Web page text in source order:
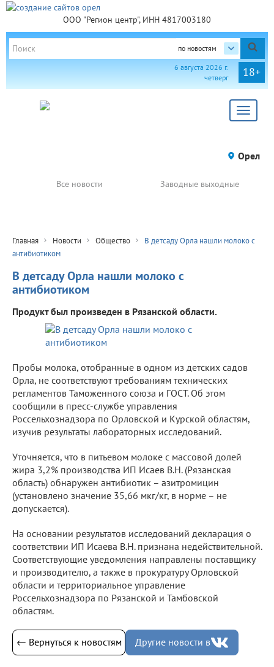
ООО "Регион центр", ИНН 4817003180
по новостям
18+
6 августа 2026 г.
четверг
Toggle
Орел
Все новости Заводные выходные
Главная Новости Общество
В детсаду Орла нашли молоко с
антибиотиком
В детсаду Орла нашли молоко с
антибиотиком
Продукт был произведен в Рязанской области.
Пробы молока, отобранные в одном из детских садов
Орла, не соответствуют требованиям технических
регламентов Таможенного союза и ГОСТ. Об этом
сообщили в пресс-службе управления
Россельхознадзора по Орловской и Курской областям,
изучив результаты лабораторных исследований.
Уточняется, что в питьевом молоке с массовой долей
жира 3,2% производства ИП Исаев В.Н. (Рязанская
область) обнаружен антибиотик – азитромицин
(установлено значение 35,66 мкг/кг, в норме – не
допускается).
На основании результатов исследований декларация о
соответствии ИП Исаева В.Н. признана недействительной.
Соответствующие уведомления направлены поставщику
и производителю, а также в прокуратуру Орловской
области и территориальное управление
Россельхознадзора по Рязанской и Тамбовской
областям.
← Вернуться к новостям Другие новости в